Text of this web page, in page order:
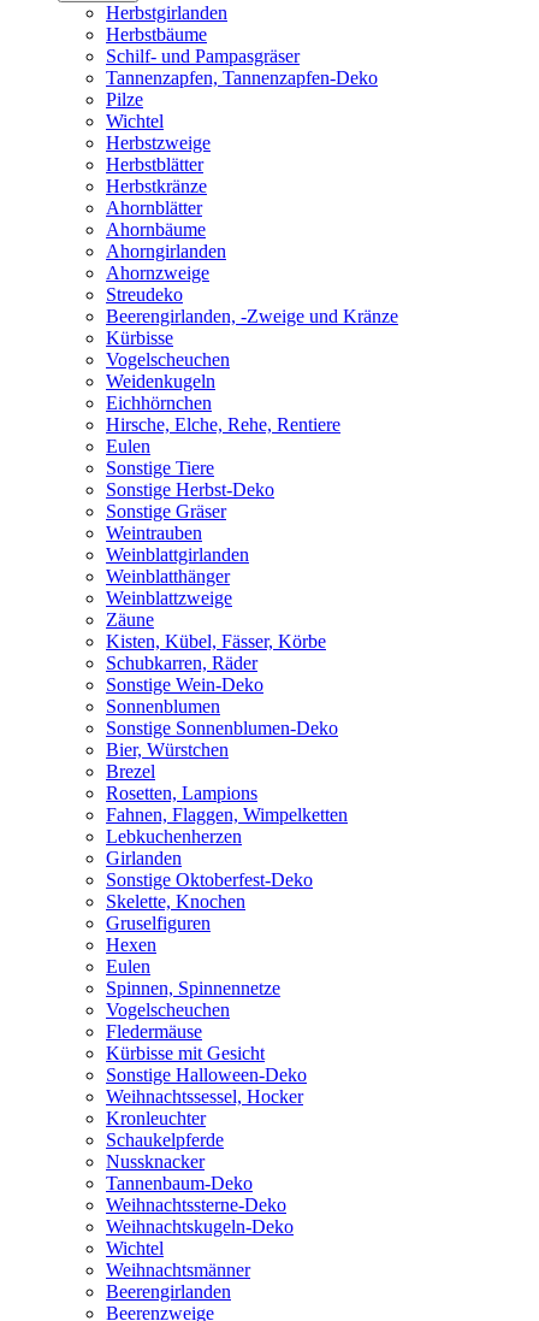
Herbstgirlanden
Herbstbäume
Schilf- und Pampasgräser
Tannenzapfen, Tannenzapfen-Deko
Pilze
Wichtel
Herbstzweige
Herbstblätter
Herbstkränze
Ahornblätter
Ahornbäume
Ahorngirlanden
Ahornzweige
Streudeko
Beerengirlanden, -Zweige und Kränze
Kürbisse
Vogelscheuchen
Weidenkugeln
Eichhörnchen
Hirsche, Elche, Rehe, Rentiere
Eulen
Sonstige Tiere
Sonstige Herbst-Deko
Sonstige Gräser
Weintrauben
Weinblattgirlanden
Weinblatthänger
Weinblattzweige
Zäune
Kisten, Kübel, Fässer, Körbe
Schubkarren, Räder
Sonstige Wein-Deko
Sonnenblumen
Sonstige Sonnenblumen-Deko
Bier, Würstchen
Brezel
Rosetten, Lampions
Fahnen, Flaggen, Wimpelketten
Lebkuchenherzen
Girlanden
Sonstige Oktoberfest-Deko
Skelette, Knochen
Gruselfiguren
Hexen
Eulen
Spinnen, Spinnennetze
Vogelscheuchen
Fledermäuse
Kürbisse mit Gesicht
Sonstige Halloween-Deko
Weihnachtssessel, Hocker
Kronleuchter
Schaukelpferde
Nussknacker
Tannenbaum-Deko
Weihnachtssterne-Deko
Weihnachtskugeln-Deko
Wichtel
Weihnachtsmänner
Beerengirlanden
Beerenzweige